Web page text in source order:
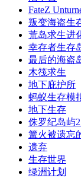
FateZ
叛变海盗生
荒岛求生进
幸存者生存
最后的海盗
木筏求生
地下庇护所
蚂蚁生存模
地下生存
侏罗纪岛屿
篝火被遗忘
遗弃
生存世界
绿洲计划